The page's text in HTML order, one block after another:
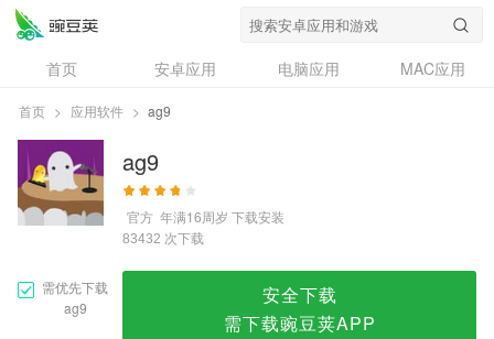
首页 安卓应用 电脑应用
MAC应用
资讯
问答
首页 > 应用软件 > ag9
ag9
官方 年满16周岁 下载安装
83432 次下载
需优先下载
ag9
安全下载
需下载豌豆荚APP